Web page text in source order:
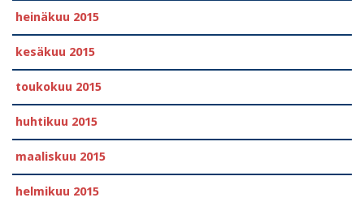
heinäkuu 2015
kesäkuu 2015
toukokuu 2015
huhtikuu 2015
maaliskuu 2015
helmikuu 2015